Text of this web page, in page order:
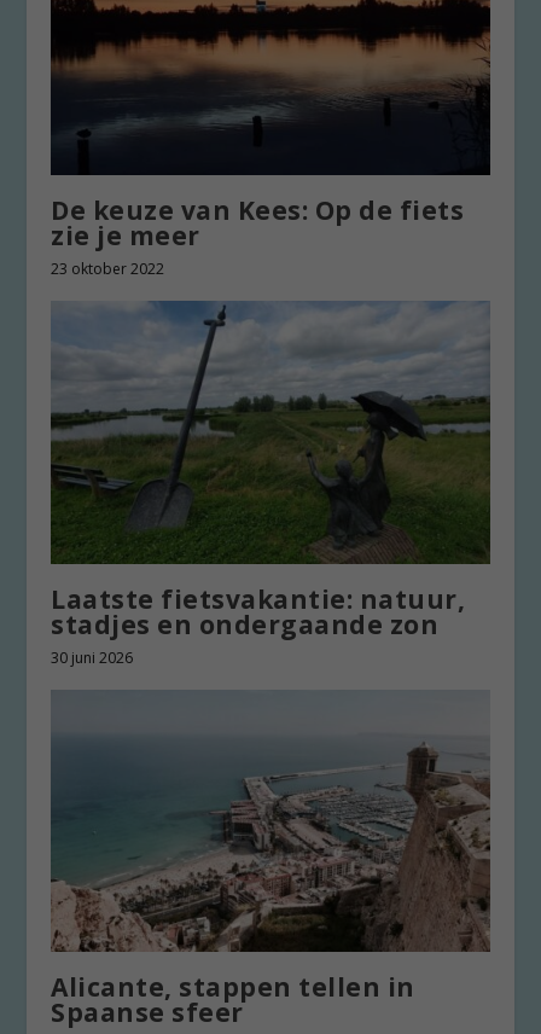
De keuze van Kees: Op de fiets
zie je meer
23 oktober 2022
Laatste fietsvakantie: natuur,
stadjes en ondergaande zon
30 juni 2026
Alicante, stappen tellen in
Spaanse sfeer